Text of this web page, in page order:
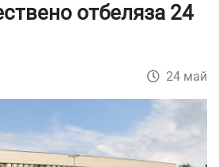
отбеляза 24
24 май